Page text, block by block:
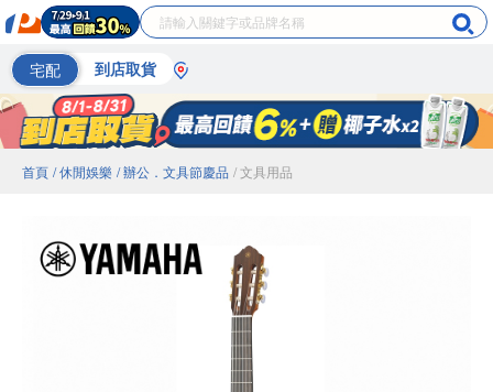
宅配 到店取貨
首頁 / 休閒娛樂 / 辦公．文具節慶品 / 文具用品